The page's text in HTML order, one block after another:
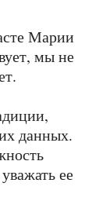
мы не
данных.
ее